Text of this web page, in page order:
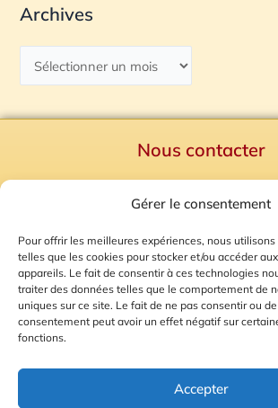
Gérer le consentement
Pour offrir les meilleures expériences, nous
telles que les cookies pour stocker et/ou accéder
appareils. Le fait de consentir à ces technologies
traiter des données telles que le comportement de
uniques sur ce site. Le fait de ne pas consentir ou
consentement peut avoir un effet négatif sur
fonctions.
Accepter
Archives
Nous contacter
Mentions Légales
Gestion des